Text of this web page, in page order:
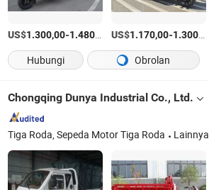
US$1.300,00-1.480,00 /Bagian
US$1.170,00-1.300,00
Hubungi
Obrolan
Chongqing Dunya Industrial Co., Ltd.
Tiga Roda, Sepeda Motor Tiga Roda Lainnya